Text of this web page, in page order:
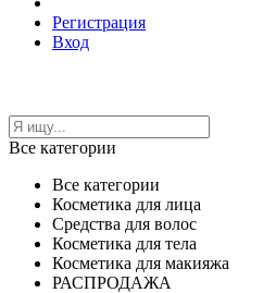
Регистрация
Вход
Все категории
Все категории
Косметика для лица
Средства для волос
Косметика для тела
Косметика для макияжа
РАСПРОДАЖА